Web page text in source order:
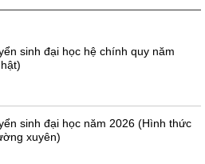
sinh đại học hệ chính quy năm
sinh đại học năm 2026 (Hình thức
xuyên)